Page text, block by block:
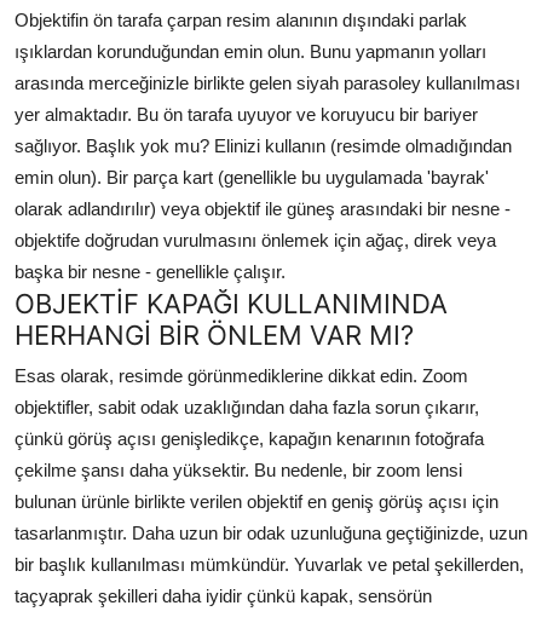
Objektifin ön tarafa çarpan resim alanının dışındaki parlak
ışıklardan korunduğundan emin olun. Bunu yapmanın yolları
arasında merceğinizle birlikte gelen siyah parasoley kullanılması
yer almaktadır. Bu ön tarafa uyuyor ve koruyucu bir bariyer
sağlıyor. Başlık yok mu? Elinizi kullanın (resimde olmadığından
emin olun). Bir parça kart (genellikle bu uygulamada 'bayrak'
olarak adlandırılır) veya objektif ile güneş arasındaki bir nesne -
objektife doğrudan vurulmasını önlemek için ağaç, direk veya
başka bir nesne - genellikle çalışır.
OBJEKTİF KAPAĞI KULLANIMINDA
HERHANGİ BİR ÖNLEM VAR MI?
Esas olarak, resimde görünmediklerine dikkat edin. Zoom
objektifler, sabit odak uzaklığından daha fazla sorun çıkarır,
çünkü görüş açısı genişledikçe, kapağın kenarının fotoğrafa
çekilme şansı daha yüksektir. Bu nedenle, bir zoom lensi
bulunan ürünle birlikte verilen objektif en geniş görüş açısı için
tasarlanmıştır. Daha uzun bir odak uzunluğuna geçtiğinizde, uzun
bir başlık kullanılması mümkündür. Yuvarlak ve petal şekillerden,
taçyaprak şekilleri daha iyidir çünkü kapak, sensörün